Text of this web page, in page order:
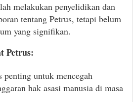
melakukan penyelidikan dan
tentang Petrus, tetapi belum
yang signifikan.
Petrus:
penting untuk mencegah
hak asasi manusia di masa